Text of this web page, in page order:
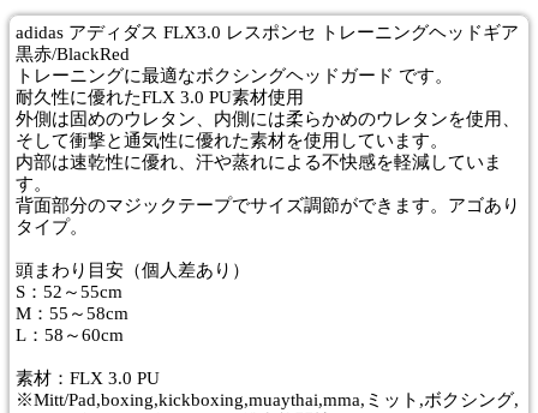
adidas アディダス FLX3.0 レスポンセ トレーニングヘッドギア
黒赤/BlackRed
トレーニングに最適なボクシングヘッドガード です。
耐久性に優れたFLX 3.0 PU素材使用
外側は固めのウレタン、内側には柔らかめのウレタンを使用、
そして衝撃と通気性に優れた素材を使用しています。
内部は速乾性に優れ、汗や蒸れによる不快感を軽減していま
す。
背面部分のマジックテープでサイズ調節ができます。アゴあり
タイプ。
頭まわり目安（個人差あり）
S：52～55cm
M：55～58cm
L：58～60cm
素材：FLX 3.0 PU
※Mitt/Pad,boxing,kickboxing,muaythai,mma,ミット,ボクシング,